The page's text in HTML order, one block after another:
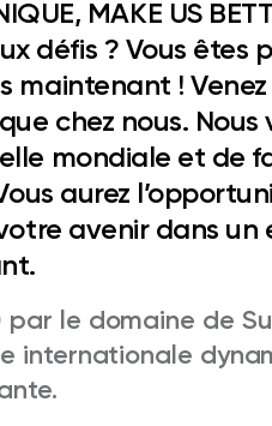
MAKE US
défis ? Vous êtes
maintenant !
chez nous. Nous
mondiale et de
aurez
avenir dans un
par le domaine de
internationale